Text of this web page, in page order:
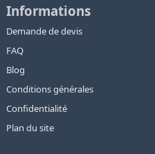
Informations
Demande de devis
FAQ
Blog
Conditions générales
Confidentialité
Plan du site